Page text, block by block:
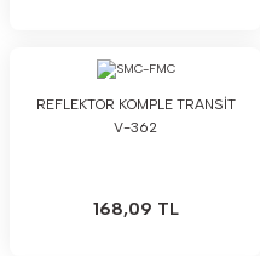
REFLEKTOR KOMPLE TRANSİT
V-362
168,09 TL